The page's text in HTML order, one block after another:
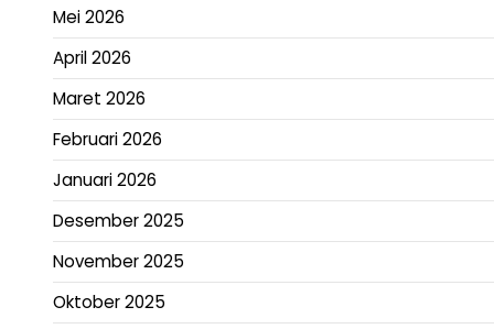
Mei 2026
April 2026
Maret 2026
Februari 2026
Januari 2026
Desember 2025
November 2025
Oktober 2025